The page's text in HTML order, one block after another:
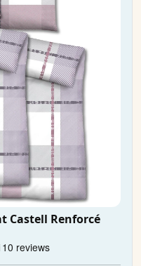
Castell Renforcé